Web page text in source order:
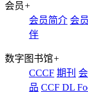
会员+
会员简介 会
伴
数字图书馆+
CCCF 期刊
品 CCF DL